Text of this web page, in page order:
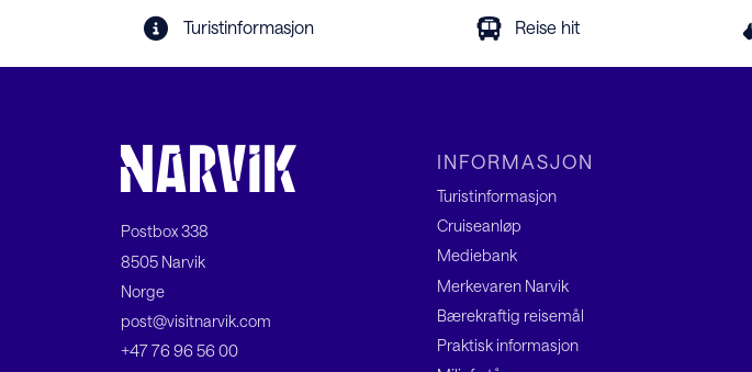
Turistinformasjon Reise hit
Postbox 338
8505 Narvik
Norge
post@visitnarvik.com
+47 76 96 56 00
INFORMASJON
Turistinformasjon
Cruiseanløp
Mediebank
Merkevaren Narvik
Bærekraftig reisemål
Praktisk informasjon